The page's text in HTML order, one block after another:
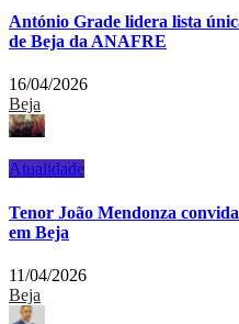
António Grade lidera lista
de Beja da ANAFRE
16/04/2026
Beja
Atualidade
Tenor João Mendonza
em Beja
11/04/2026
Beja